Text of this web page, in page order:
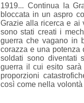
1919... Continua la
bloccata in un aspro
Grazie alla ricerca e ai
sono stati creati i
guerra che vagano in
corazza e una potenza
soldati sono diventati
guerra il cui esito
proporzioni
così come nella